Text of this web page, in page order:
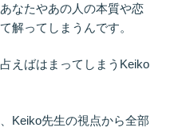
なたやあの人の本質や恋
解ってしまうんです。
えばはまってしまうKeiko
Keiko先生の視点から全部